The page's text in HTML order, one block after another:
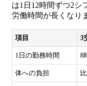
は1日12時間ずつ2シ
労働時間が長くなり
項目 3
1日の勤務時間 8
体への負担